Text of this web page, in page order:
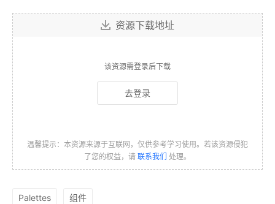
资源下载地址
该资源需登录后下载
去登录
温馨提示：本资源来源于互联网，仅供参考学习使用。若该资源侵犯
了您的权益，请 联系我们 处理。
Palettes 组件